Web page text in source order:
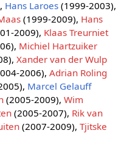
Hans Laroes(1999-2003),
(1999-2009), Hans
2009), Klaas Treurniet
Michiel Hartzuiker
Xander van der Wulp
2006), Adrian Roling
Marcel Gelauff
(2005-2009), Wim
(2005-2007), Rik van
(2007-2009), Tjitske